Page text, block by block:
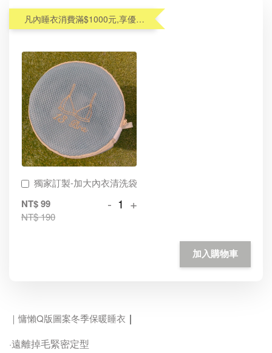
凡內睡衣消費滿$1000元,享優惠價加購內衣洗衣袋$99(原$190)
獨家訂製-加大內衣清洗袋
NT$ 99
NT$ 190
- +
加入購物車
｜慵懶Q版圖案冬季保暖睡衣 ｜
·遠離掉毛緊密定型